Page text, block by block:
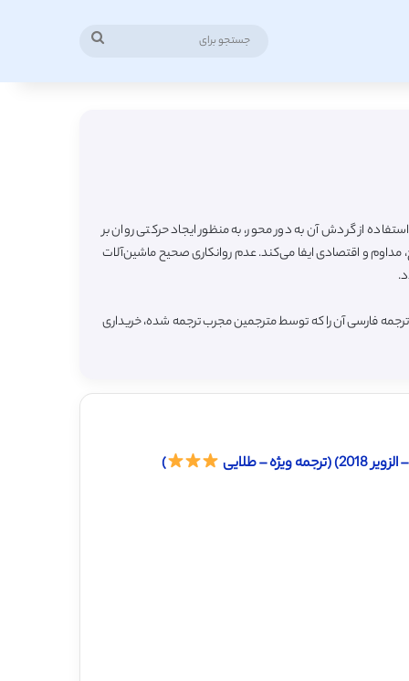
از گردش آن به دور محور، به منظور ایجاد حرکتی روان بر
و اقتصادی ایفا می‌کند. عدم روانکاری صحیح ماشین‌آلات
فارسی آن را که توسط مترجمین مجرب ترجمه شده، خریداری
– طلایی )